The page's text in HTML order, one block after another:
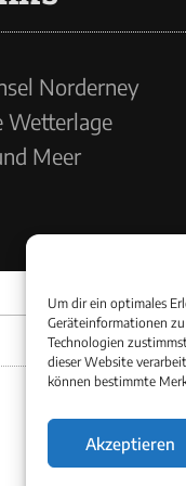
Um dir ein optimales
Geräteinformationen
Technologien
dieser Website
können bestimmte
Akzeptieren
Norderney
Wetterlage
Meer